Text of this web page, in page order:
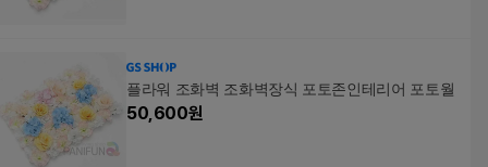
플라워 조화벽 조화벽장식 포토존인테리어 포토월
50,600원